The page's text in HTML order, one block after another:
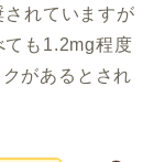
れていますが
ても1.2mg程度
があるとされ